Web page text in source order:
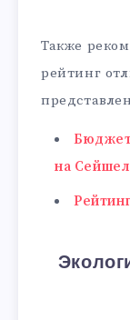
Также
рейтинг
на